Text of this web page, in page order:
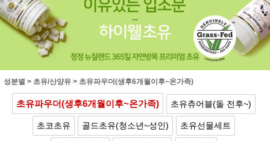
성분별 > 초유/산양유 > 초유파우더(생후6개월이후~온가족)
초유파우더(생후6개월이후~온가족) 초유츄어블(돌 전후~)
초코초유 골드초유(청소년~성인) 초유선물세트